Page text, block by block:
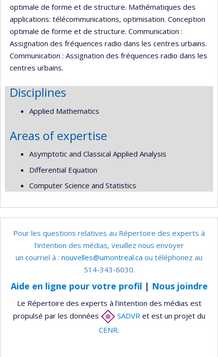
optimale de forme et de structure. Mathématiques des
applications: télécommunications, optimisation. Conception
optimale de forme et de structure. Communication :
Assignation des fréquences radio dans les centres urbains.
Communication : Assignation des fréquences radio dans les
centres urbains.
Disciplines
Applied Mathematics
Areas of expertise
Asymptotic and Classical Applied Analysis
Differential Equation
Computer Science and Statistics
Pour les questions relatives au Répertoire des experts à
l’intention des médias, veuillez nous envoyer
un courriel à : nouvelles@umontreal.ca ou téléphonez au
514-343-6030.
Aide en ligne pour votre profil | Nous joindre
Le Répertoire des experts à l’intention des médias est
propulsé par les données
SADVR et est un projet du
CENR.